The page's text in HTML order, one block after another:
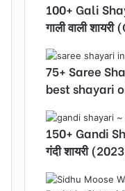
100+ Gali
गाली वाली
75+ Saree
best shayari
150+ Gandi
गंदी शायरी